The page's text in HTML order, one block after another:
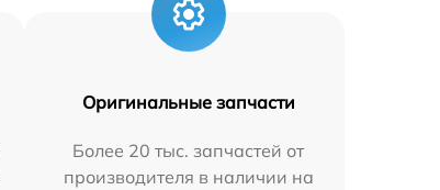
Оригинальные запчасти
Более 20 тыс. запчастей от
производителя в наличии на